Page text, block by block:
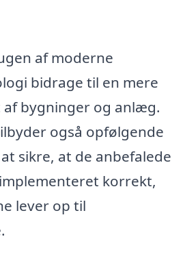
af moderne
bidrage til en mere
bygninger og anlæg.
også opfølgende
sikre, at de anbefalede
korrekt,
lever op til